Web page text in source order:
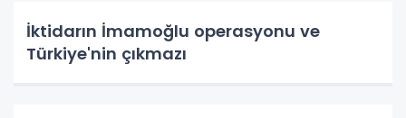
İktidarın İmamoğlu operasyonu ve
Türkiye'nin çıkmazı